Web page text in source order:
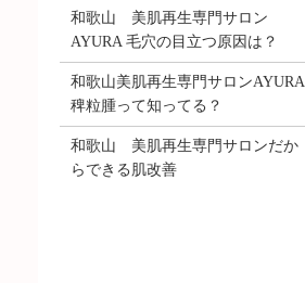
和歌山 美肌再生専門サロン
AYURA 毛穴の目立つ原因は？
和歌山美肌再生専門サロンAYURA
稗粒腫って知ってる？
和歌山 美肌再生専門サロンだか
らできる肌改善